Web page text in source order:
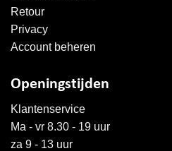
Retour
Privacy
Account beheren
Openingstijden
Klantenservice
Ma - vr 8.30 - 19 uur
za 9 - 13 uur